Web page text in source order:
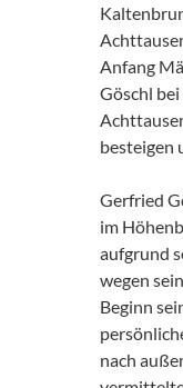
Anfang
Göschl
besteigen
Gerfried
im
aufgrund
wegen
Beginn
nach